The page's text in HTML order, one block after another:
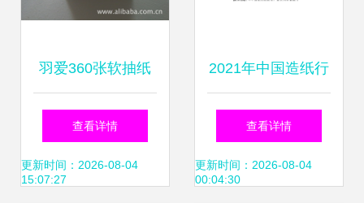
羽爱360张软抽纸
巾 柔韧呵护每一刻
生活之美
查看详情
更新时间：2026-08-04
15:07:27
2021年中国造纸行
业经营现状与龙头
企业对比分析图
查看详情
更新时间：2026-08-04
00:04:30